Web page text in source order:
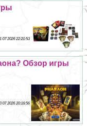
07 2026 22:21:53
Обзор игры
07 2026 20:16:56